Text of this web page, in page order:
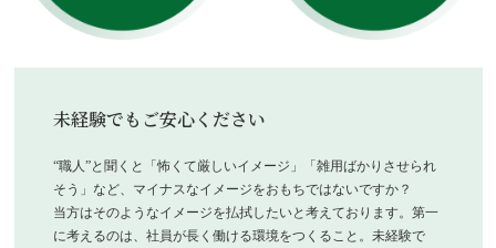
未経験でもご安心ください
“職人”と聞くと「怖くて厳しいイメージ」「雑用ばかりさせられ
そう」など、マイナスなイメージをおもちではないですか？
当方はそのようなイメージを払拭したいと考えております。第一
に考えるのは、社員が長く働ける環境をつくること。未経験で